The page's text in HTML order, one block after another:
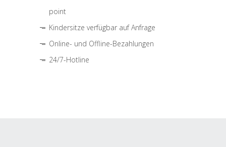
point
Kindersitze verfügbar auf Anfrage
Online- und Offline-Bezahlungen
24/7-Hotline